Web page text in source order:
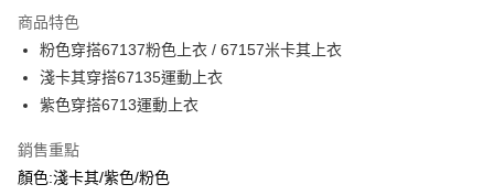
Apple Pay
Google Pay
運送方式
商品特色
粉色穿搭67137粉色上衣 / 67157米卡其上衣
淺卡其穿搭67135運動上衣
紫色穿搭6713運動上衣
銷售重點
顏色:淺卡其/紫色/粉色